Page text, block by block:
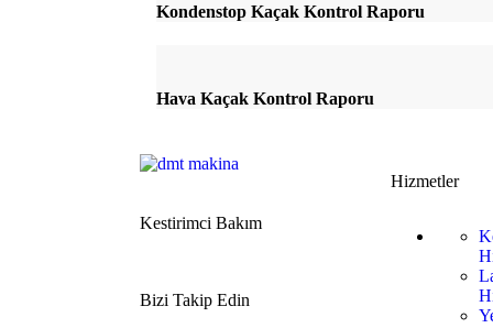
Kondenstop Kaçak Kontrol Raporu
Hava Kaçak Kontrol Raporu
Kestirimci Bakım
Bizi Takip Edin
Hizmetler